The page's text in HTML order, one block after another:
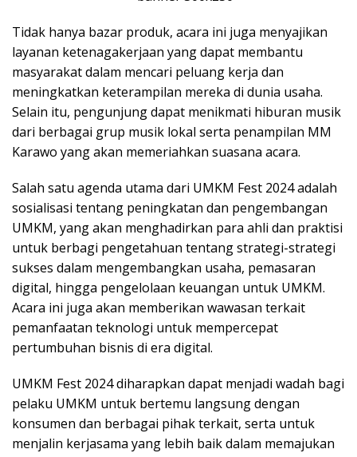
Tidak hanya bazar produk, acara ini juga menyajikan
layanan ketenagakerjaan yang dapat membantu
masyarakat dalam mencari peluang kerja dan
meningkatkan keterampilan mereka di dunia usaha.
Selain itu, pengunjung dapat menikmati hiburan musik
dari berbagai grup musik lokal serta penampilan MM
Karawo yang akan memeriahkan suasana acara.
Salah satu agenda utama dari UMKM Fest 2024 adalah
sosialisasi tentang peningkatan dan pengembangan
UMKM, yang akan menghadirkan para ahli dan praktisi
untuk berbagi pengetahuan tentang strategi-strategi
sukses dalam mengembangkan usaha, pemasaran
digital, hingga pengelolaan keuangan untuk UMKM.
Acara ini juga akan memberikan wawasan terkait
pemanfaatan teknologi untuk mempercepat
pertumbuhan bisnis di era digital.
UMKM Fest 2024 diharapkan dapat menjadi wadah bagi
pelaku UMKM untuk bertemu langsung dengan
konsumen dan berbagai pihak terkait, serta untuk
menjalin kerjasama yang lebih baik dalam memajukan